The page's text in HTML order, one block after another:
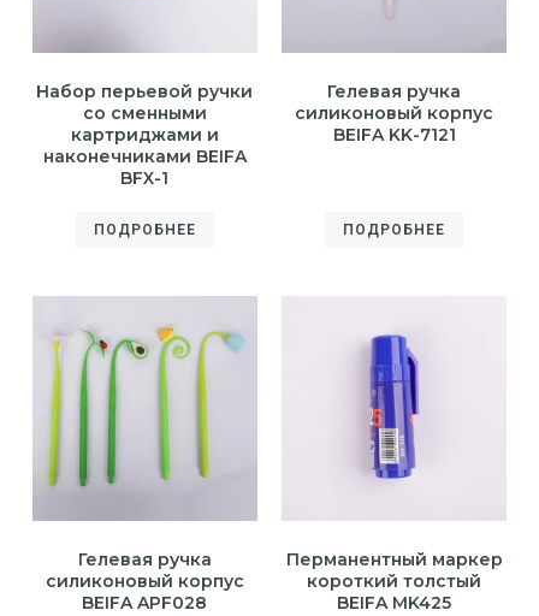
Набор перьевой ручки
со сменными
картриджами и
наконечниками BEIFA
BFX-1
ПОДРОБНЕЕ
Гелевая ручка
силиконовый корпус
BEIFA KK-7121
ПОДРОБНЕЕ
Гелевая ручка
силиконовый корпус
BEIFA APF028
Перманентный маркер
короткий толстый
BEIFA MK425